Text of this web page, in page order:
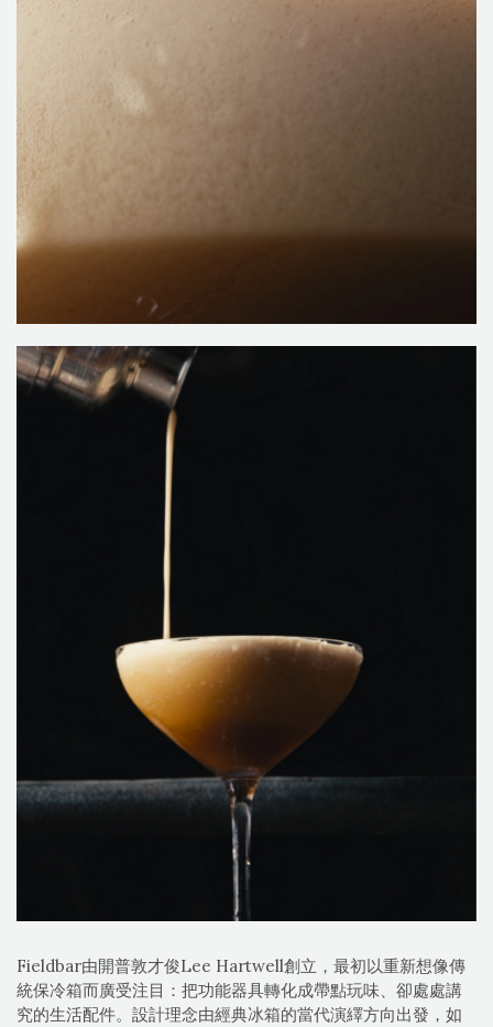
Fieldbar由開普敦才俊Lee Hartwell創立，最初以重新想像傳
統保冷箱而廣受注目：把功能器具轉化成帶點玩味、卻處處講
究的生活配件。設計理念由經典冰箱的當代演繹方向出發，如